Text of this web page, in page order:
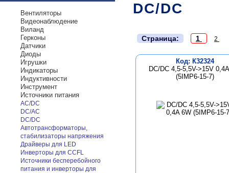
Вентиляторы
Видеонаблюдение
Виланд
Герконы
Датчики
Диоды
Игрушки
Индикаторы
Индуктивности
Инструмент
Источники питания
AC/DC
DC/AC
DC/DC
Автотрансформаторы,
стабилизаторы напряжения
Драйверы для LED
Инверторы для CCFL
Источники бесперебойного
питания и инверторы для
DC/DC
Страница:
1 2
Код: К32324
DC/DC 4,5-5,5V->15V
(5IMP6-15-7)